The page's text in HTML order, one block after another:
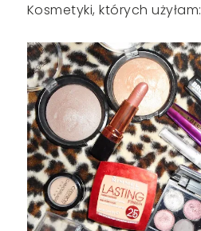
Kosmetyki, których użyłam: